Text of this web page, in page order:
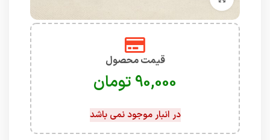
قیمت محصول
تومان
در انبار موجود نمی باشد